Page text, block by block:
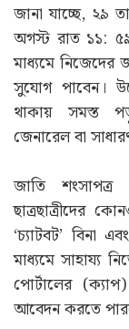
জানা যাচ্ছে, ২৯
অগস্ট রাত ১১:
মাধ্যমে নিজেদের
সুযোগ পাবেন।
থাকায় সমস্ত
জেনারেল বা
জাতি শংসাপত্র
ছাত্রছাত্রীদের
‘চ্যাটবট’ বিনা
মাধ্যমে সাহায্য
পোর্টালের
আবেদন করতে